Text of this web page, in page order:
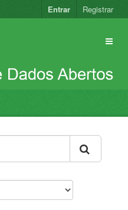
Entrar Registrar